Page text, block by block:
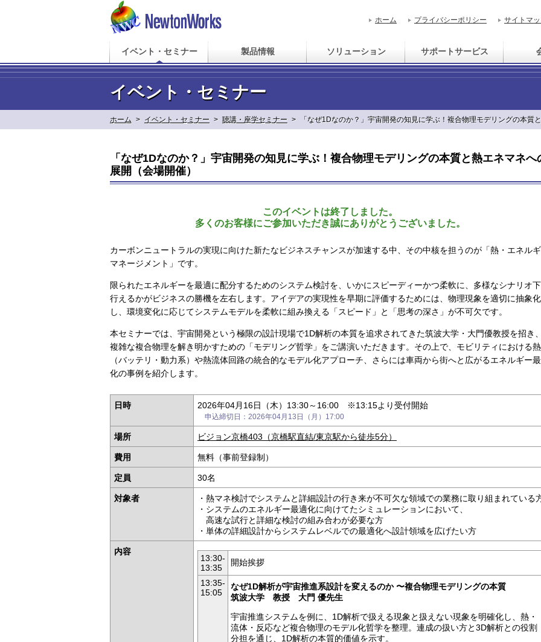
ホーム プライバシーポリシー サイトマ
イベント・セミナー 製品情報 ソリューション サポートサービス
イベント・セミナー
ホーム > イベント・セミナー > 聴講・座学セミナー > 「なぜ1Dなのか？」宇宙開発の知見に学ぶ！複合物理モデリングの本質
「なぜ1Dなのか？」宇宙開発の知見に学ぶ！複合物理モデリングの本質と熱エネマネへ
展開（会場開催）
このイベントは終了しました。
多くのお客様にご参加いただき誠にありがとうございました。
カーボンニュートラルの実現に向けた新たなビジネスチャンスが加速する中、その中核を担うのが「熱・エネル
マネージメント」です。
限られたエネルギーを最適に配分するためのシステム検討を、いかにスピーディーかつ柔軟に、多様なシナリオ
行えるかがビジネスの勝機を左右します。アイデアの実現性を早期に評価するためには、物理現象を適切に抽象化
し、環境変化に応じてシステムモデルを柔軟に組み換える「スピード」と「思考の深さ」が不可欠です。
本セミナーでは、宇宙開発という極限の設計現場で1D解析の本質を追求されてきた筑波大学・大門優教授を招き、
複雑な複合物理を解き明かすための「モデリング哲学」をご講演いただきます。その上で、モビリティにおける
（バッテリ・動力系）や熱流体回路の統合的なモデル化アプローチ、さらには車両から街へと広がるエネルギー
化の事例を紹介します。
日時 2026年04月16日（木）13:30～16:00 ※13:15より受付開始
申込締切日：2026年04月13日（月）17:00
場所 ビジョン京橋403（京橋駅直結/東京駅から徒歩5分）
費用 無料（事前登録制）
定員 30名
対象者
・熱マネ検討でシステムと詳細設計の行き来が不可欠な領域での業務に取り組まれている
・システムのエネルギー最適化に向けてたシミュレーションにおいて、
高速な試行と詳細な検討の組み合わが必要な方
・単体の詳細設計からシステムレベルでの最適化へ設計領域を広げたい方
内容
13:30-
13:35
開始挨拶
13:35-
15:05
なぜ1D解析が宇宙推進系設計を変えるのか 〜複合物理モデリングの本質
筑波大学 教授 大門 優先生
宇宙推進システムを例に、1D解析で扱える現象と扱えない現象を明確化し、熱・
流体・反応など複合物理のモデル化哲学を整理。連成の扱い方と3D解析との役割
分担を通じ、1D解析の本質的価値を示す。